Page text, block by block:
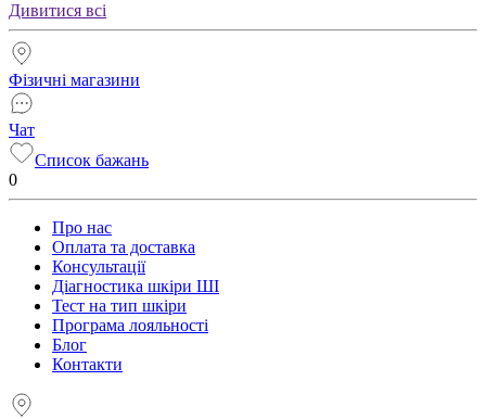
Дивитися всі
Фізичні магазини
Чат
Список бажань
0
Про нас
Оплата та доставка
Консультації
Діагностика шкіри ШІ
Тест на тип шкіри
Програма лояльності
Блог
Контакти